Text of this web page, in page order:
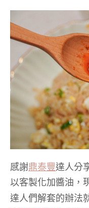
感謝鼎泰豐達人分
以客製化加醬油，
達人們解套的辦法